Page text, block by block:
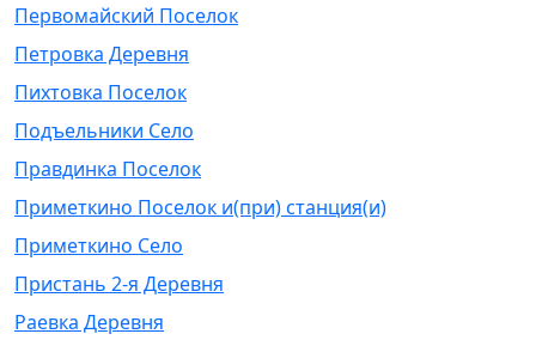
Первомайский Поселок
Петровка Деревня
Пихтовка Поселок
Подъельники Село
Правдинка Поселок
Приметкино Поселок и(при) станция(и)
Приметкино Село
Пристань 2-я Деревня
Раевка Деревня